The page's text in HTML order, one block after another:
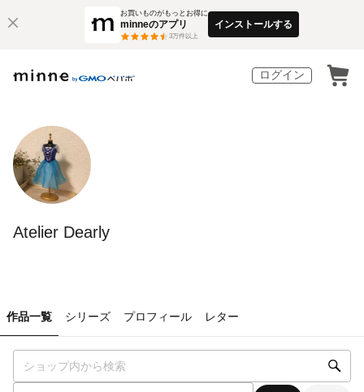
お買いものがもっとお得に
minneのアプリ
3万件以上
インストールする
ログイン
Atelier Dearly
作品一覧 シリーズ プロフィール レター